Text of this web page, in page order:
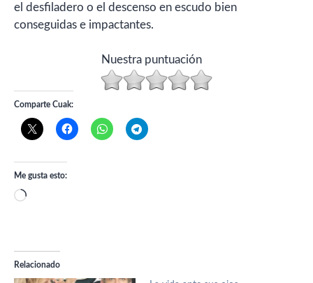
el desfiladero o el descenso en escudo bien
conseguidas e impactantes.
Nuestra puntuación
Comparte Cuak:
Me gusta esto:
Cargando...
Relacionado